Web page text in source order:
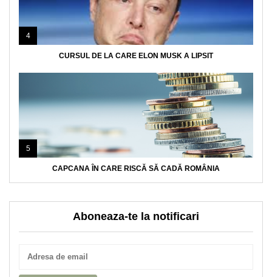
4
CURSUL DE LA CARE ELON MUSK A LIPSIT
5
CAPCANA ÎN CARE RISCĂ SĂ CADĂ ROMÂNIA
Aboneaza-te la notificari